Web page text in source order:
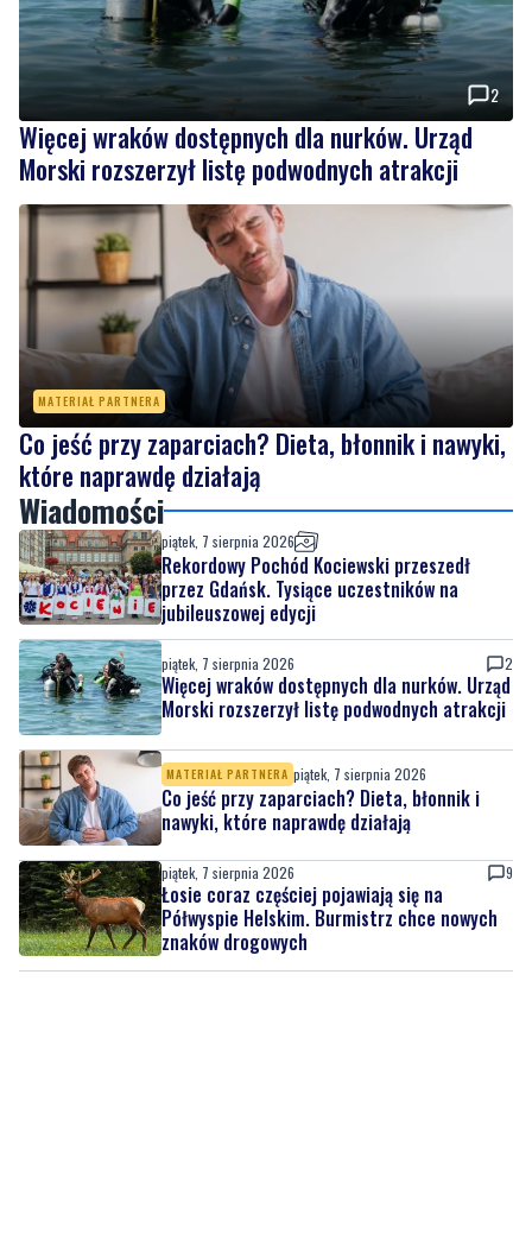
2
Więcej wraków dostępnych dla nurków. Urząd
Morski rozszerzył listę podwodnych atrakcji
MATERIAŁ PARTNERA
Co jeść przy zaparciach? Dieta, błonnik i nawyki,
które naprawdę działają
Wiadomości
piątek, 7 sierpnia 2026
Rekordowy Pochód Kociewski przeszedł
przez Gdańsk. Tysiące uczestników na
jubileuszowej edycji
piątek, 7 sierpnia 2026 2
Więcej wraków dostępnych dla nurków. Urząd
Morski rozszerzył listę podwodnych atrakcji
MATERIAŁ PARTNERA piątek, 7 sierpnia 2026
Co jeść przy zaparciach? Dieta, błonnik i
nawyki, które naprawdę działają
piątek, 7 sierpnia 2026 9
Łosie coraz częściej pojawiają się na
Półwyspie Helskim. Burmistrz chce nowych
znaków drogowych